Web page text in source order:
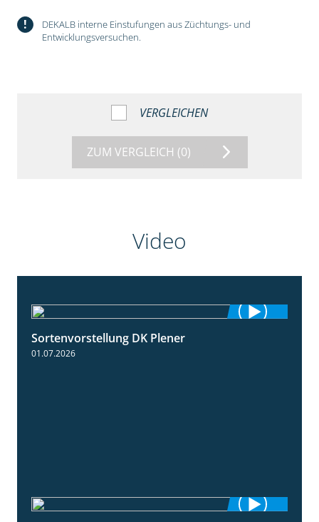
!
DEKALB interne Einstufungen aus Züchtungs- und
Entwicklungsversuchen.
VERGLEICHEN
ZUM VERGLEICH (0)
Video
Sortenvorstellung DK Plener
01.07.2026